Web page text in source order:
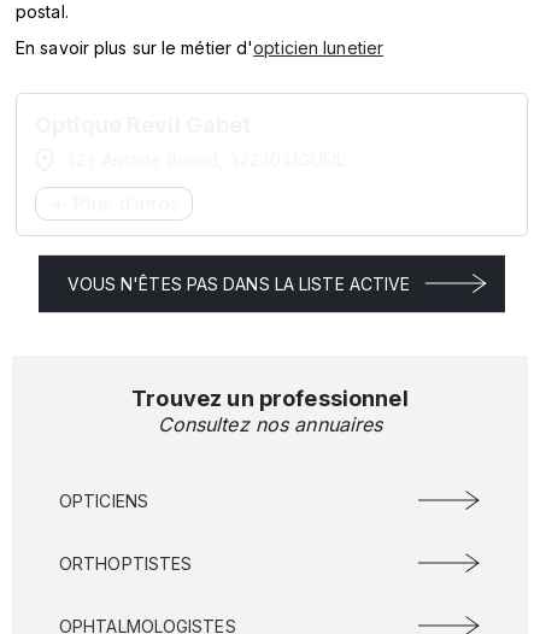
MARQUES
postal.
En savoir plus sur le métier d'opticien lunetier
VOUS N'ÊTES PAS DANS LA LISTE ACTIVE
Trouvez un professionnel
Consultez nos annuaires
OPTICIENS
ORTHOPTISTES
OPHTALMOLOGISTES